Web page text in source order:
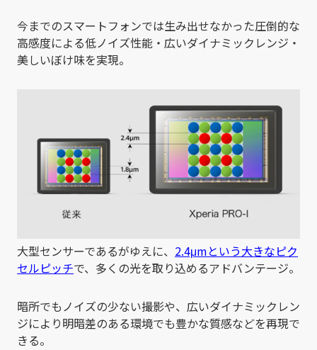
今までのスマートフォンでは生み出せなかった圧倒的な
高感度による低ノイズ性能・広いダイナミックレンジ・
美しいぼけ味を実現。
大型センサーであるがゆえに、 2.4μmという大きなピク
セルピッチで、多くの光を取り込めるアドバンテージ。
暗所でもノイズの少ない撮影や、広いダイナミックレン
ジにより明暗差のある環境でも豊かな質感などを再現で
きる。